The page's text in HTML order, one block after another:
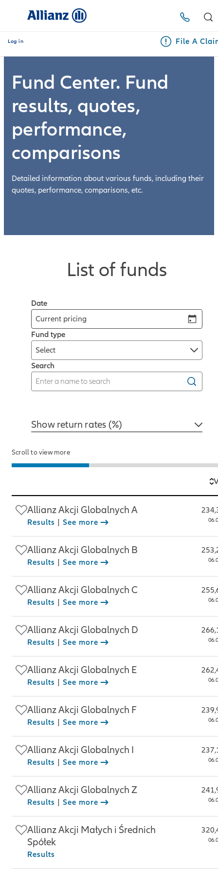
Log in File A
Fund Center. Fund
results, quotes,
performance,
comparisons
Detailed information about various funds, including their
quotes, performance, comparisons, etc.
List of funds
Date
Current pricing
Fund type
Select
Search
Show return rates (%)
Scroll to view more
Allianz Akcji Globalnych A
Results See more
Allianz Akcji Globalnych B
Results See more
Allianz Akcji Globalnych C
Results See more
Allianz Akcji Globalnych D
Results See more
Allianz Akcji Globalnych E
Results See more
Allianz Akcji Globalnych F
Results See more
Allianz Akcji Globalnych I
Results See more
Allianz Akcji Globalnych Z
Results See more
Allianz Akcji Małych i Średnich
Spółek
Results